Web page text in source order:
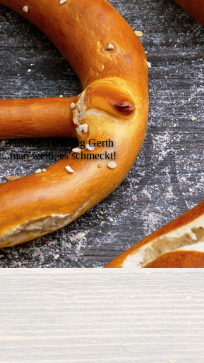
Bäckerei Henning Gerth
...man weiß, es schmeckt!